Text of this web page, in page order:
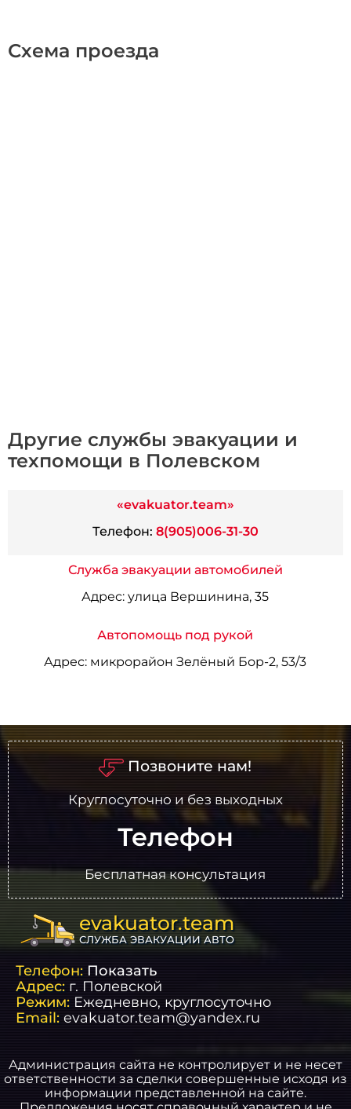
Схема проезда
Другие службы эвакуации и
техпомощи в Полевском
«evakuator.team»
Телефон: 8(905)006-31-30
Служба эвакуации автомобилей
Адрес: улица Вершинина, 35
Автопомощь под рукой
Адрес: микрорайон Зелёный Бор-2, 53/3
Позвоните нам!
Круглосуточно и без выходных
Телефон
Бесплатная консультация
evakuator.team
СЛУЖБА ЭВАКУАЦИИ АВТО
Телефон: Показать
Адрес: г. Полевской
Режим: Ежедневно, круглосуточно
Email: evakuator.team@yandex.ru
Администрация сайта не контролирует и не несет
ответственности за сделки совершенные исходя из
информации представленной на сайте.